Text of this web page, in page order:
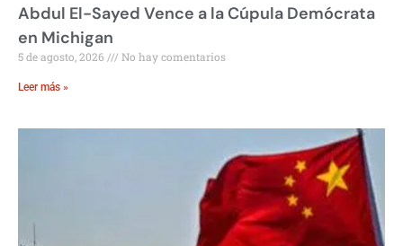
Abdul El-Sayed Vence a la Cúpula Demócrata
en Michigan
5 de agosto, 2026 No hay comentarios
Leer más »